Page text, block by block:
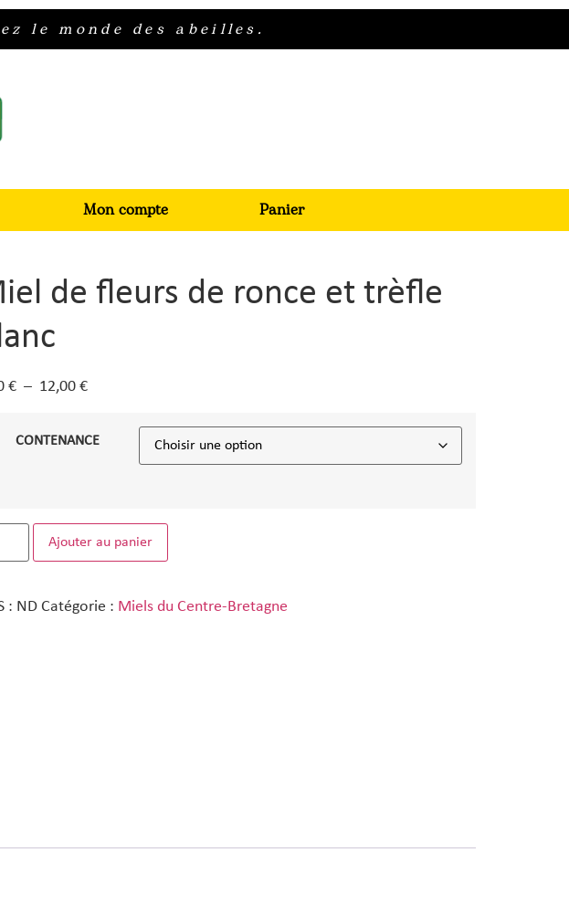
le monde des abeilles.
Mon compte Panier
de fleurs de ronce et trèfle
€ – 12,00 €
CONTENANCE
Ajouter au panier
: ND Catégorie : Miels du Centre-Bretagne